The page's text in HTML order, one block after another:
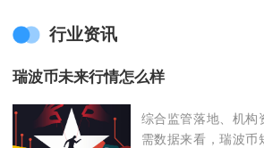
行业资讯
瑞波币未来行情怎么样
综合监管落地、机构
需数据来看，瑞波币